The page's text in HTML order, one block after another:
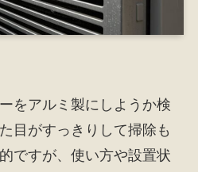
をアルミ製にしようか検
目がすっきりして掃除も
ですが、使い方や設置状